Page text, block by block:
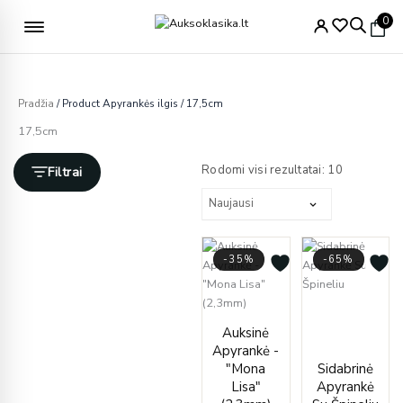
Nemokamas pristatymas nuo 49€ 0
Pradžia / Product Apyrankės ilgis / 17,5cm
17,5cm
Filtrai Rodomi visi rezultatai: 10pagal
-35%
Auksinė
Apyrankė -
"Mona
Lisa"
range:
€195.00
€205.00
-65%
Sidabrinė
Apyrankė